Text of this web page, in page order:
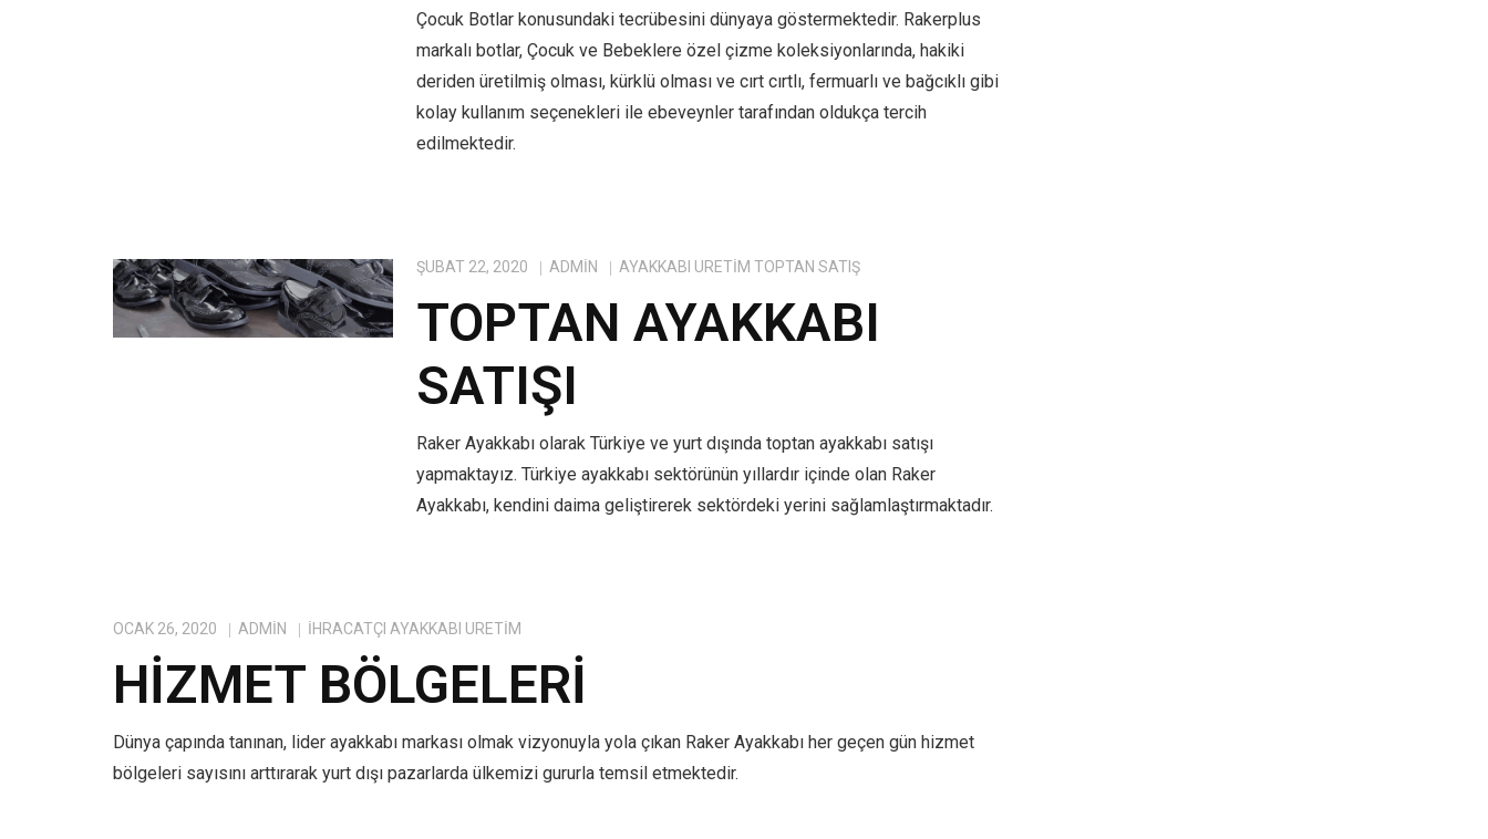
Çocuk Botlar konusundaki tecrübesini dünyaya göstermektedir. Rakerplus
markalı botlar, Çocuk ve Bebeklere özel çizme koleksiyonlarında, hakiki
deriden üretilmiş olması, kürklü olması ve cırt cırtlı, fermuarlı ve bağcıklı gibi
kolay kullanım seçenekleri ile ebeveynler tarafından oldukça tercih
edilmektedir.
ŞUBAT 22, 2020 ADMIN AYAKKABI ÜRETIM TOPTAN SATIŞ
TOPTAN AYAKKABI
SATIŞI
Raker Ayakkabı olarak Türkiye ve yurt dışında toptan ayakkabı satışı
yapmaktayız. Türkiye ayakkabı sektörünün yıllardır içinde olan Raker
Ayakkabı, kendini daima geliştirerek sektördeki yerini sağlamlaştırmaktadır.
OCAK 26, 2020 ADMIN IHRACATÇI AYAKKABI ÜRETIM
HIZMET BÖLGELERI
Dünya çapında tanınan, lider ayakkabı markası olmak vizyonuyla yola çıkan Raker Ayakkabı her geçen gün hizmet
bölgeleri sayısını arttırarak yurt dışı pazarlarda ülkemizi gururla temsil etmektedir.